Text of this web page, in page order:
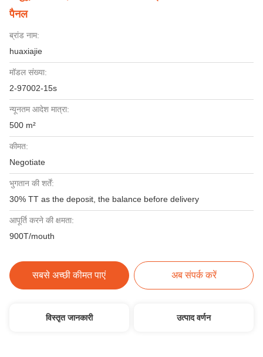
पैनल
ब्रांड नाम:
huaxiajie
मॉडल संख्या:
2-97002-15s
न्यूनतम आदेश मात्रा:
500 m²
कीमत:
Negotiate
भुगतान की शर्तें:
30% TT as the deposit, the balance before delivery
आपूर्ति करने की क्षमता:
900T/mouth
सबसे अच्छी कीमत पाएं अब संपर्क करें
विस्तृत जानकारी उत्पाद वर्णन